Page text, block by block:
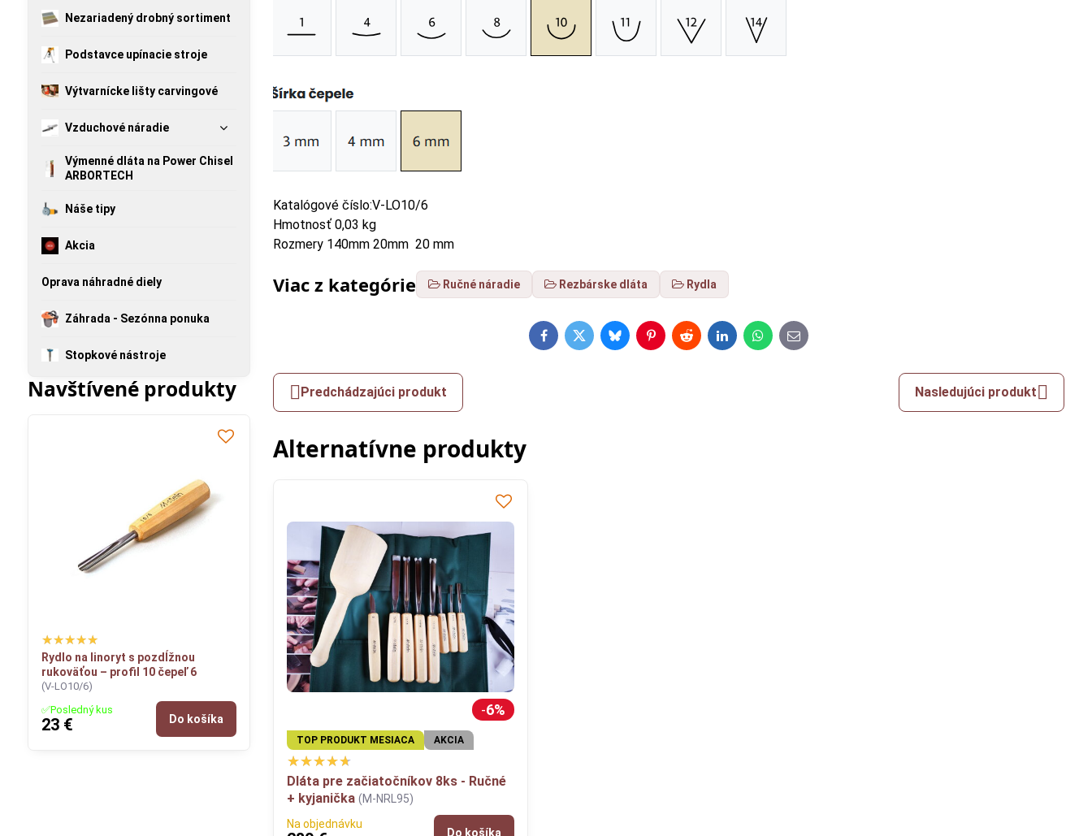
Katalógové číslo:V-LO10/6
Hmotnosť 0,03 kg
Rozmery 140mm 20mm 20 mm
Viac z kategórie Ručné náradie Rezbárske dláta Rydla
FacebookTwitterBlueskyPinterestRedditLinkedInWhatsApp
E-
mail
Predchádzajúci produkt Nasledujúci produkt
Alternatívne produkty
6%
TOP PRODUKT MESIACA AKCIA
Dláta pre začiatočníkov 8ks - Ručné
+ kyjanička (M-NRL95)
Na objednávku
Do košíka
Nezariadený drobný sortiment
Podstavce upínacie stroje
Výtvarnícke lišty carvingové
Vzduchové náradie
Výmenné dláta na Power Chisel
ARBORTECH
Náše tipy
Akcia
Oprava náhradné diely
Záhrada - Sezónna ponuka
Stopkové nástroje
Navštívené produkty
Rydlo na linoryt s pozdĺžnou
rukoväťou – profil 10 čepeľ 6
(V-LO10/6)
✅Posledný kus
23 € Do košíka